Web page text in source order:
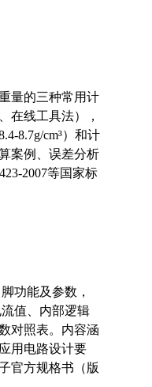
量的三种常用计
在线工具法），
8.7g/cm³）和计
案例、误差分析
2007等国家标
功能及参数，
值、内部逻辑
对照表。内容涵
用电路设计要
官方规格书（版